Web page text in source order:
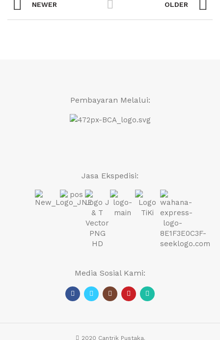
NEWER OLDER
Pembayaran Melalui:
Jasa Ekspedisi:
Media Sosial Kami:
2020 Cantrik Pustaka.